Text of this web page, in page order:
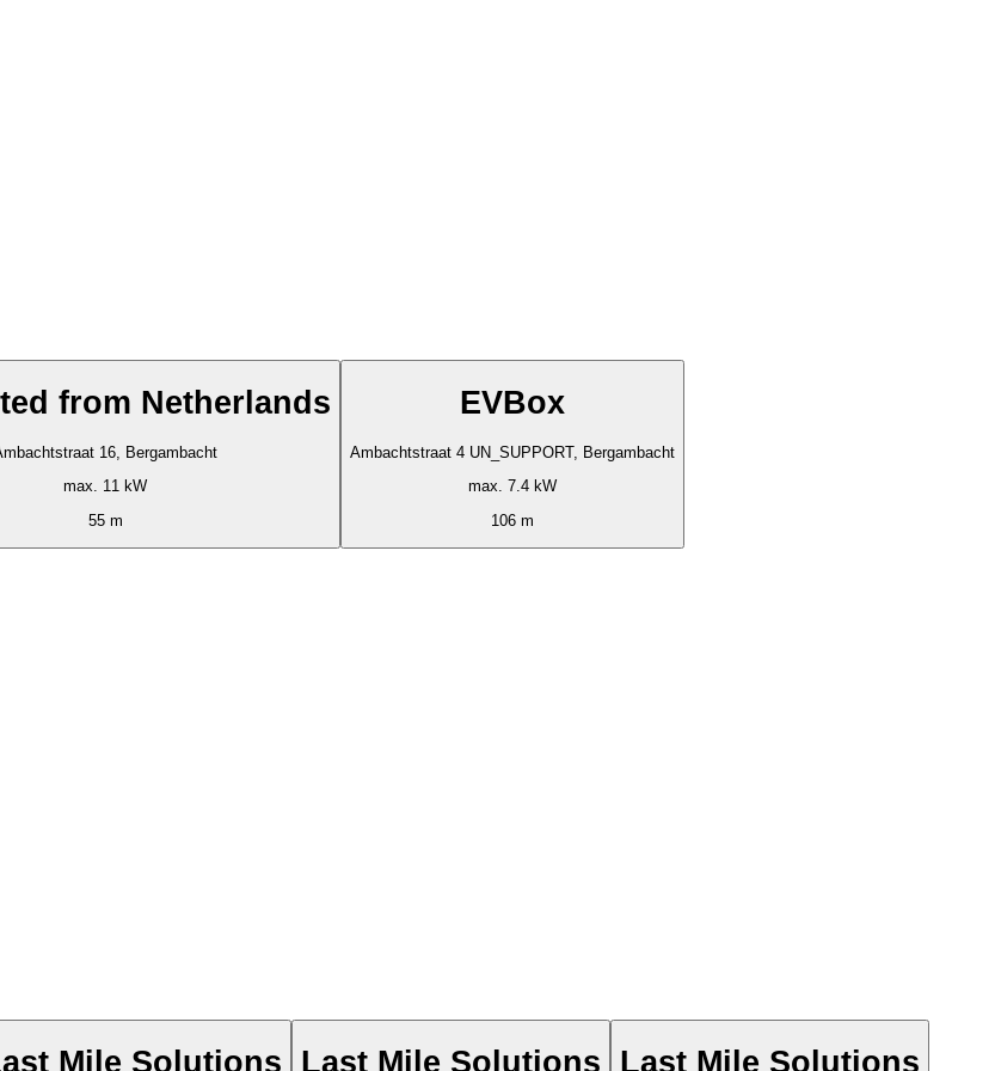
from Netherlands
16, Bergambacht
max. 11 kW
55 m
EVBox
Ambachtstraat 4 UN_SUPPORT, Bergambacht
max. 7.4 kW
106 m
Mile Solutions Last Mile Solutions Last Mile Solutions